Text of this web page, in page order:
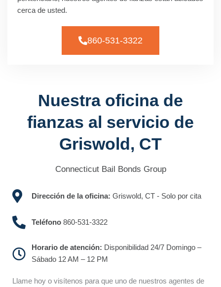
cerca de usted.
860-531-3322
Nuestra oficina de
fianzas al servicio de
Griswold, CT
Connecticut Bail Bonds Group
Dirección de la oficina: Griswold, CT - Solo por cita
Teléfono860-531-3322
Horario de atención: Disponibilidad 24/7 Domingo –
Sábado 12 AM – 12 PM
Llame hoy o visítenos para que uno de nuestros agentes de